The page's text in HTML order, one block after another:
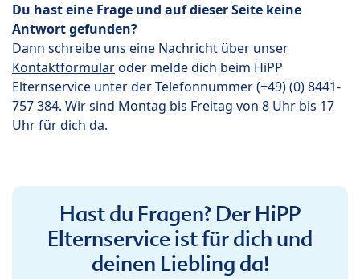
Du hast eine Frage und auf dieser Seite keine
Antwort gefunden?
Dann schreibe uns eine Nachricht über unser
Kontaktformularoder melde dich beim HiPP
Elternservice unter der Telefonnummer (+49) (0) 8441-
757 384. Wir sind Montag bis Freitag von 8 Uhr bis 17
Uhr für dich da.
Hast du Fragen? Der HiPP
Elternservice ist für dich und
deinen Liebling da!